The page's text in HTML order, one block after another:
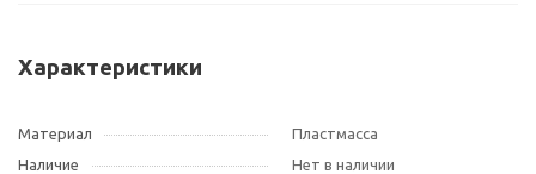
Характеристики
Материал
Пластмасса
Наличие
Нет в наличии